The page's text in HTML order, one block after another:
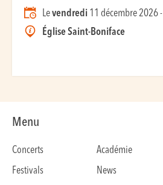
Levendredi 11 décembre 2026 -
Église Saint-Boniface
Menu
Concerts Académie
Festivals
News